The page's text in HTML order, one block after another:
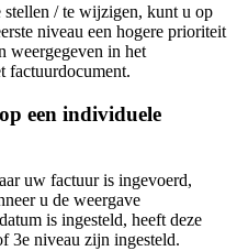
/ te wijzigen, kunt u op
niveau een hogere prioriteit
weergegeven in het
factuurdocument.
een individuele
uw factuur is ingevoerd,
u de weergave
is ingesteld, heeft deze
3e niveau zijn ingesteld.